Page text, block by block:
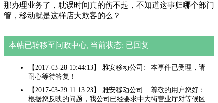
那办理业务了，耽误时间真的伤不起，不知道这事归哪个部门
管，移动就是这样店大欺客的么？
本帖已转移至问政中心, 当前状态: 已回复
【2017-03-28 10:44:13】 雅安移动公司: 本事件已受理，请
耐心等待答复！
【2017-03-29 11:13:23】 雅安移动公司: 尊敬的用户您好：
根据您反映的问题，我公司已经要求中大街营业厅对等候区